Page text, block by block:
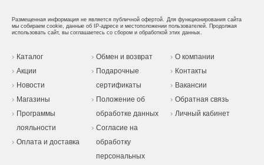
Размещенная информация не является публичной офертой. Для функционирования сайта
мы собираем cookie, данные об IP-адресе и местоположении пользователей. Продолжая
использовать сайт, вы соглашаетесь со сбором и обработкой этих данных.
Каталог
Акции
Новости
Магазины
Программы
лояльности
Оплата и доставка
Обмен и возврат
Подарочные
сертификаты
Положение об
обработке данных
Согласие на
обработку
персональных
О компании
Контакты
Вакансии
Обратная связь
Личный кабинет